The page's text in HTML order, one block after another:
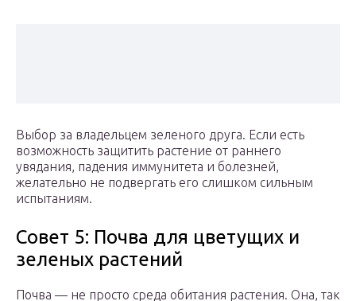
Выбор за владельцем зеленого друга. Если есть
возможность защитить растение от раннего
увядания, падения иммунитета и болезней,
желательно не подвергать его слишком сильным
испытаниям.
Совет 5: Почва для цветущих и
зеленых растений
Почва — не просто среда обитания растения. Она, так